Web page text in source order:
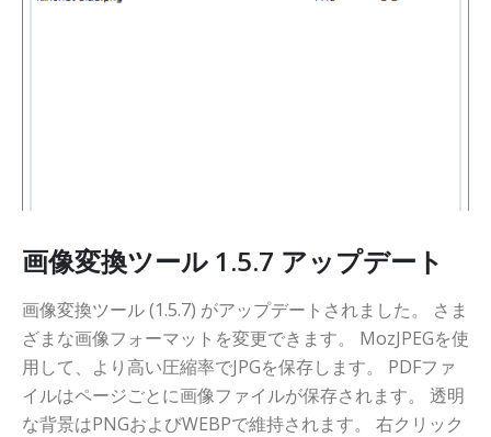
画像変換ツール 1.5.7 アップデート
画像変換ツール (1.5.7) がアップデートされました。 さま
ざまな画像フォーマットを変更できます。 MozJPEGを使
用して、より高い圧縮率でJPGを保存します。 PDFファ
イルはページごとに画像ファイルが保存されます。 透明
な背景はPNGおよびWEBPで維持されます。 右クリック